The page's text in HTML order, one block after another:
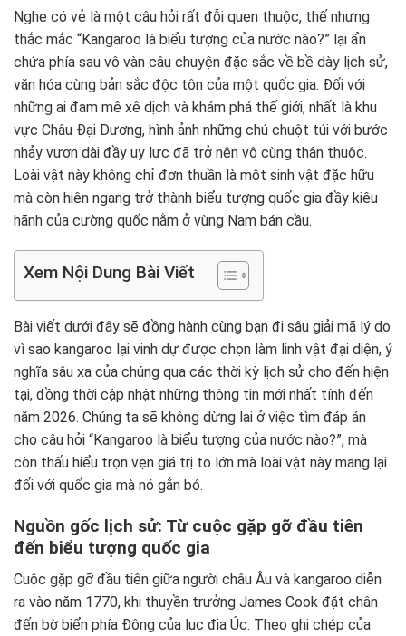
Nghe có vẻ là một câu hỏi rất đỗi quen thuộc, thế nhưng
thắc mắc “Kangaroo là biểu tượng của nước nào?” lại ẩn
chứa phía sau vô vàn câu chuyện đặc sắc về bề dày lịch sử,
văn hóa cùng bản sắc độc tôn của một quốc gia. Đối với
những ai đam mê xê dịch và khám phá thế giới, nhất là khu
vực Châu Đại Dương, hình ảnh những chú chuột túi với bước
nhảy vươn dài đầy uy lực đã trở nên vô cùng thân thuộc.
Loài vật này không chỉ đơn thuần là một sinh vật đặc hữu
mà còn hiên ngang trở thành biểu tượng quốc gia đầy kiêu
hãnh của cường quốc nằm ở vùng Nam bán cầu.
Xem Nội Dung Bài Viết
Bài viết dưới đây sẽ đồng hành cùng bạn đi sâu giải mã lý do
vì sao kangaroo lại vinh dự được chọn làm linh vật đại diện, ý
nghĩa sâu xa của chúng qua các thời kỳ lịch sử cho đến hiện
tại, đồng thời cập nhật những thông tin mới nhất tính đến
năm 2026. Chúng ta sẽ không dừng lại ở việc tìm đáp án
cho câu hỏi “Kangaroo là biểu tượng của nước nào?”, mà
còn thấu hiểu trọn vẹn giá trị to lớn mà loài vật này mang lại
đối với quốc gia mà nó gắn bó.
Nguồn gốc lịch sử: Từ cuộc gặp gỡ đầu tiên
đến biểu tượng quốc gia
Cuộc gặp gỡ đầu tiên giữa người châu Âu và kangaroo diễn
ra vào năm 1770, khi thuyền trưởng James Cook đặt chân
đến bờ biển phía Đông của lục địa Úc. Theo ghi chép của